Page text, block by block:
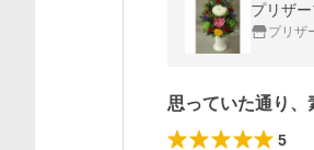
プリザ
プリザ
思っていた通り、
5